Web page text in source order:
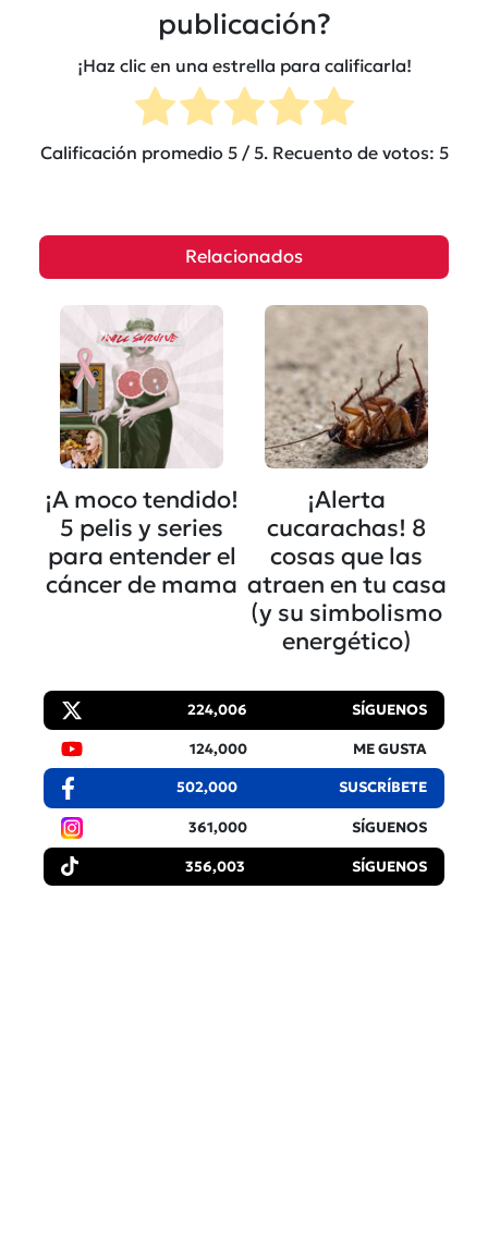
publicación?
¡Haz clic en una estrella para calificarla!
Calificación promedio 5/ 5. Recuento de votos: 5
Relacionados
¡A moco tendido!
5 pelis y series
para entender el
cáncer de mama
¡Alerta
cucarachas! 8
cosas que las
atraen en tu casa
(y su simbolismo
energético)
224,006 SÍGUENOS
124,000 ME GUSTA
502,000 SUSCRÍBETE
361,000 SÍGUENOS
356,003 SÍGUENOS